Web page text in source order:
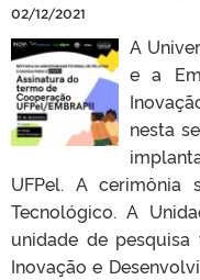
02/12/2021
A
e a
nesta
UFPel. A cerimônia
Tecnológico. A
unidade de
Inovação e